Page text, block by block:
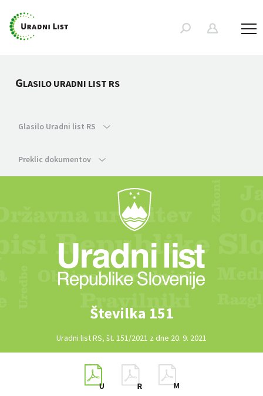
GLASILO URADNI LIST RS
Glasilo Uradni list RS
Preklic dokumentov
Številka 151
Uradni list RS, št. 151/2021 z dne 20. 9. 2021